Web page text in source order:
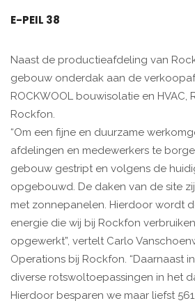
E-PEIL 38
Naast de productieafdeling van
gebouw onderdak aan de
ROCKWOOL bouwisolatie en HVAC,
Rockfon.
“Om een fijne en duurzame
afdelingen en medewerkers te
gebouw gestript en volgens de
opgebouwd. De daken van de site
met zonnepanelen. Hierdoor wordt
energie die wij bij Rockfon
opgewerkt”, vertelt Carlo
Operations bij Rockfon. “Daarnaast
diverse rotswoltoepassingen in het
Hierdoor besparen we maar liefst